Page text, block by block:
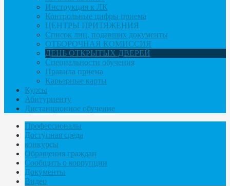
Инструкция к ЛК
Контрольные цифры приема
ЦЕНТРЫ ПРИТЯЖЕНИЯ
Список лиц, подавших документы
ОТБОРОЧНАЯ КОМИССИЯ
ДЕНЬ ОТКРЫТЫХ ДВЕРЕЙ
Специальности обучения
Правила приема
Карьерные карты
Курсы
Абитуриенту
Дистанционное обучение
Профессионалы
Доступная среда
конкурсы
Обращения граждан
Сообщить о коррупции
Документы
Видео